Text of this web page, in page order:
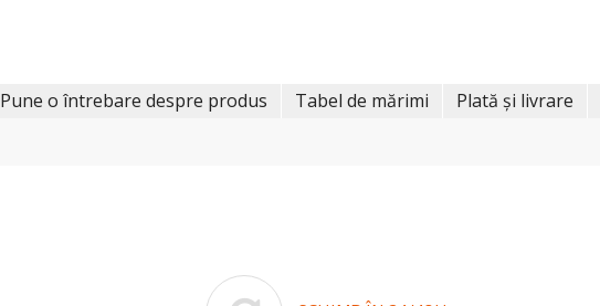
Pune o întrebare despre produs Tabel de mărimi Plată și livrare